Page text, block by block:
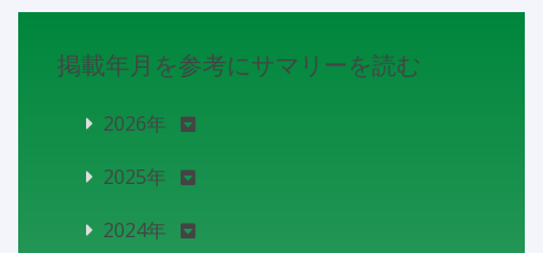
掲載年月を参考にサマリーを読む
2026年
2025年
2024年